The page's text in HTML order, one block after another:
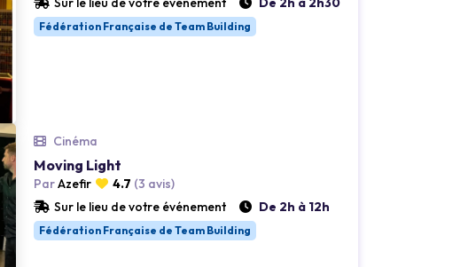
Fédération Française de Team Building
Cinéma
Moving Light
ParAzefir 4.7 (3 avis)
Sur le lieu de votre événement
De 2h à 12h
Fédération Française de Team Building